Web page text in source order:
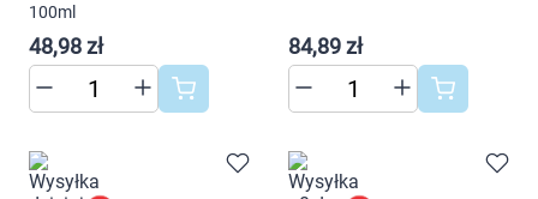
Korzystamy z plików cookies w celu
dostosowania zawartości serwisu do Twoich
polityce prywatności
warunki przechowywania lub dostępu do
100ml
48,98 zł 84,89 zł